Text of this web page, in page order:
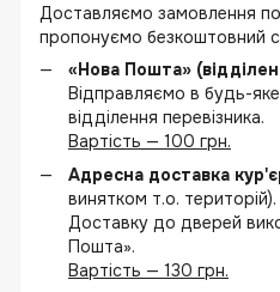
Доставляємо замовлення по
пропонуємо безкоштовний
«Нова Пошта»
Відправляємо в будь-
відділення перевізника.
Вартість — 100 грн.
Адресна доставка
винятком т.о. територій).
Доставку до дверей
Пошта».
Вартість — 130 грн.